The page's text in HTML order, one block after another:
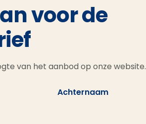
voor de
van het aanbod op onze website.
Achternaam